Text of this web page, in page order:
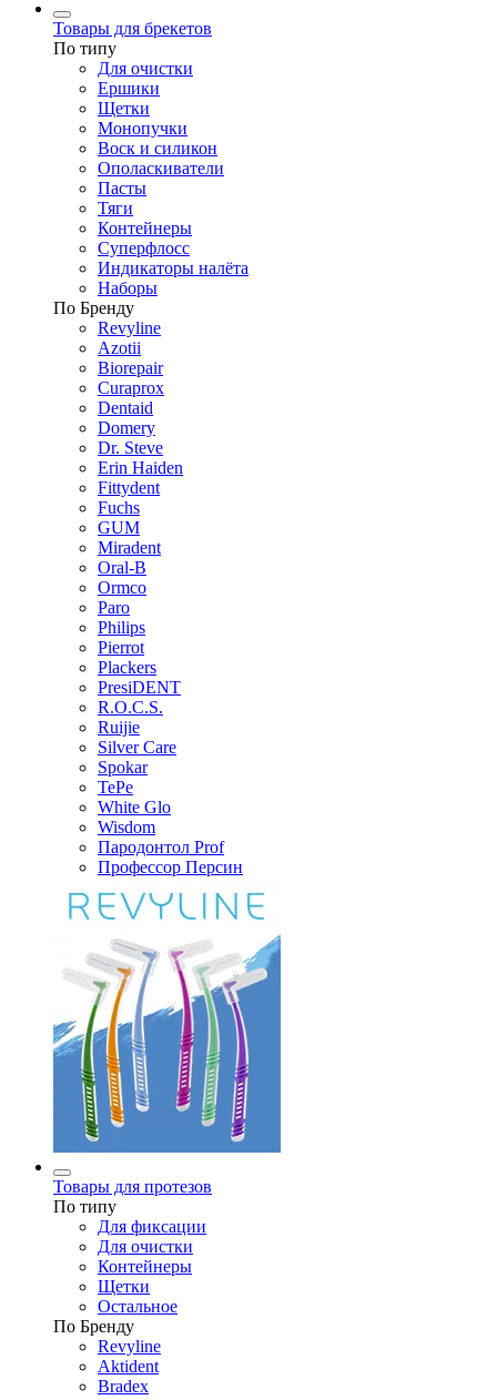
Товары для брекетов
По типу
Для очистки
Ершики
Щетки
Монопучки
Воск и силикон
Ополаскиватели
Пасты
Тяги
Контейнеры
Суперфлосс
Индикаторы налёта
Наборы
По Бренду
Revyline
Azotii
Biorepair
Curaprox
Dentaid
Domery
Dr. Steve
Erin Haiden
Fittydent
Fuchs
GUM
Miradent
Oral-B
Ormco
Paro
Philips
Pierrot
Plackers
PresiDENT
R.O.C.S.
Ruijie
Silver Care
Spokar
TePe
White Glo
Wisdom
Пародонтол Prof
Профессор Персин
Товары для протезов
По типу
Для фиксации
Для очистки
Контейнеры
Щетки
Остальное
По Бренду
Revyline
Aktident
Bradex